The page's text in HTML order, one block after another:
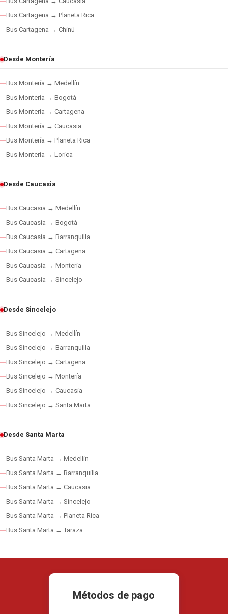
Bus Cartagena → Planeta Rica
Bus Cartagena → Chinú
Desde Montería
Bus Montería → Medellín
Bus Montería → Bogotá
Bus Montería → Cartagena
Bus Montería → Caucasia
Bus Montería → Planeta Rica
Bus Montería → Lorica
Desde Caucasia
Bus Caucasia → Medellín
Bus Caucasia → Bogotá
Bus Caucasia → Barranquilla
Bus Caucasia → Cartagena
Bus Caucasia → Montería
Bus Caucasia → Sincelejo
Desde Sincelejo
Bus Sincelejo → Medellín
Bus Sincelejo → Barranquilla
Bus Sincelejo → Cartagena
Bus Sincelejo → Montería
Bus Sincelejo → Caucasia
Bus Sincelejo → Santa Marta
Desde Santa Marta
Bus Santa Marta → Medellín
Bus Santa Marta → Barranquilla
Bus Santa Marta → Caucasia
Bus Santa Marta → Sincelejo
Bus Santa Marta → Planeta Rica
Bus Santa Marta → Taraza
Métodos de pago